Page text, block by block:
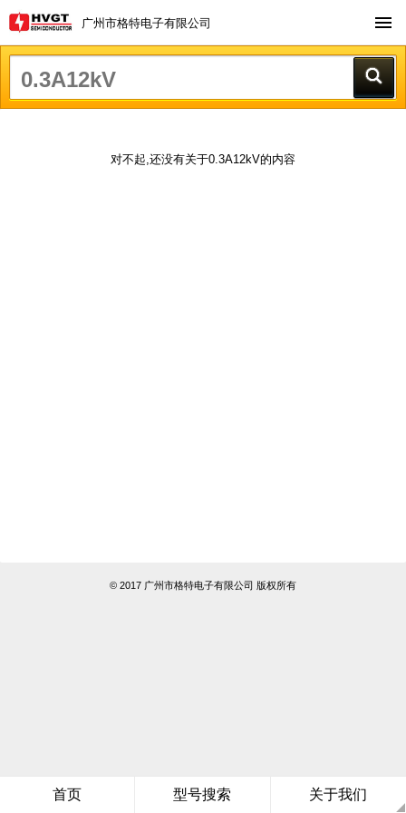
广州市格特电子有限公司
首页 型号搜索 关于我们
对不起,还没有关于0.3A12kV的内容
© 2017 广州市格特电子有限公司 版权所有